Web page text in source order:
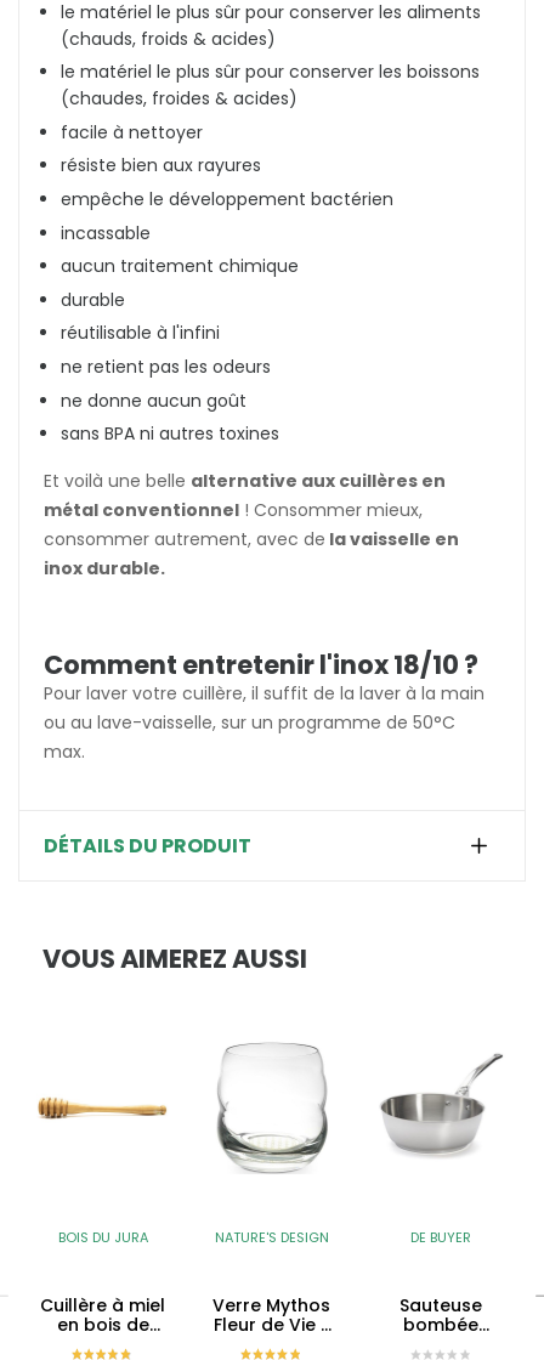
le matériel le plus sûr pour conserver les aliments
(chauds, froids & acides)
le matériel le plus sûr pour conserver les boissons
(chaudes, froides & acides)
facile à nettoyer
résiste bien aux rayures
empêche le développement bactérien
incassable
aucun traitement chimique
durable
réutilisable à l'infini
ne retient pas les odeurs
ne donne aucun goût
sans BPA ni autres toxines
Et voilà une belle alternative aux cuillères en
métal conventionnel ! Consommer mieux,
consommer autrement, avec de la vaisselle en
inox durable.
Comment entretenir l'inox 18/10 ?
Pour laver votre cuillère, il suffit de la laver à la main
ou au lave-vaisselle, sur un programme de 50°C
max.
DÉTAILS DU PRODUIT
VOUS AIMEREZ AUSSI
BOIS DU JURA
Cuillère à miel
en bois de
buis du Jura
NATURE'S DESIGN
Verre Mythos
Fleur de Vie -
250ml
DE BUYER
Sauteuse
bombée
Milady en inox